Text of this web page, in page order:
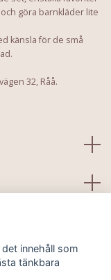
göra barnkläder lite
känsla för de små
32, Råå.
innehåll som
tänkbara